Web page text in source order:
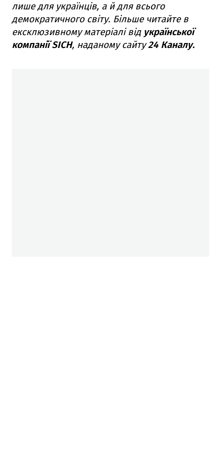
лише для українців, а й для всього
демократичного світу. Більше читайте в
ексклюзивному матеріалі відукраїнської
компанії SICH, наданому сайту24 Каналу.